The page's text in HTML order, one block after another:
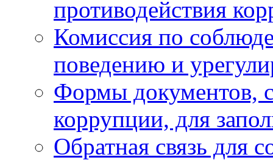
противодействия
Комиссия по
поведению и
Формы документов,
коррупции, для
Обратная связь для